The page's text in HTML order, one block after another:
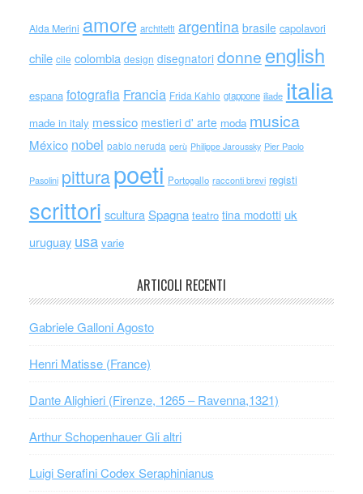
Alda Merini amore architetti argentina brasile capolavori
chile cile colombia design disegnatori donne english
espana fotografia Francia Frida Kahlo giappone iliade italia
made in italy messico mestieri d' arte moda musica
México nobel pablo neruda perù Philippe Jaroussky Pier Paolo
Pasolini pitturapoeti Portogallo racconti brevi registi
scrittori scultura Spagna teatro tina modotti uk
uruguay usa varie
ARTICOLI RECENTI
Gabriele Galloni Agosto
Henri Matisse (France)
Dante Alighieri (Firenze, 1265 – Ravenna,1321)
Arthur Schopenhauer Gli altri
Luigi Serafini Codex Seraphinianus